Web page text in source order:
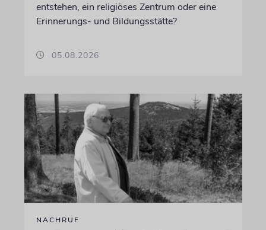
entstehen, ein religiöses Zentrum oder eine
Erinnerungs- und Bildungsstätte?
05.08.2026
NACHRUF